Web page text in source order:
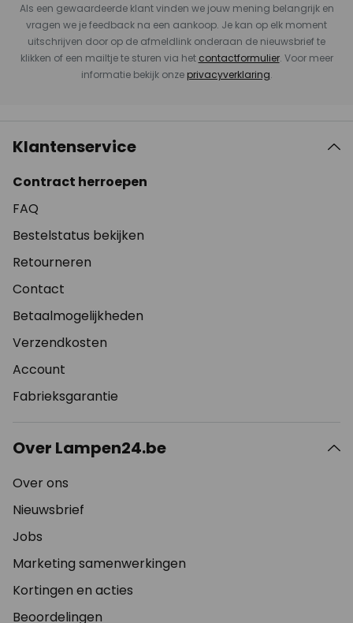
Als een gewaardeerde klant vinden we jouw mening belangrijk en
vragen we je feedback na een aankoop. Je kan op elk moment
uitschrijven door op de afmeldlink onderaan de nieuwsbrief te
klikken of een mailtje te sturen via het contactformulier. Voor meer
informatie bekijk onze privacyverklaring.
Klantenservice
Contract herroepen
FAQ
Bestelstatus bekijken
Retourneren
Contact
Betaalmogelijkheden
Verzendkosten
Account
Fabrieksgarantie
Over Lampen24.be
Over ons
Nieuwsbrief
Jobs
Marketing samenwerkingen
Kortingen en acties
Beoordelingen